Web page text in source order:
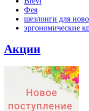
Фея
шезлонги для
эргономические
Акции